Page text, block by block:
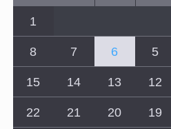
1
5
6
7
8
12
13
14
15
19
20
21
22